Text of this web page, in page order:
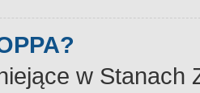
w Stanach